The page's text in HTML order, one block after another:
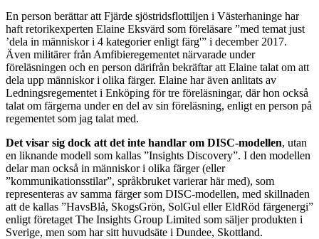
En person berättar att Fjärde sjöstridsflottiljen i Västerhaninge har
haft retorikexperten Elaine Eksvärd som föreläsare ”med temat just
’dela in människor i 4 kategorier enligt färg'” i december 2017.
Även militärer från Amfibieregementet närvarade under
föreläsningen och en person därifrån bekräftar att Elaine talat om att
dela upp människor i olika färger. Elaine har även anlitats av
Ledningsregementet i Enköping för tre föreläsningar, där hon också
talat om färgerna under en del av sin föreläsning, enligt en person på
regementet som jag talat med.
Det visar sig dock att det inte handlar om DISC-modellen, utan
en liknande modell som kallas ”Insights Discovery”. I den modellen
delar man också in människor i olika färger (eller
”kommunikationsstilar”, språkbruket varierar här med), som
representeras av samma färger som DISC-modellen, med skillnaden
att de kallas ”HavsBlå, SkogsGrön, SolGul eller EldRöd färgenergi”
enligt företaget The Insights Group Limited som säljer produkten i
Sverige, men som har sitt huvudsäte i Dundee, Skottland.